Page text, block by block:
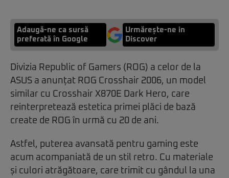
Adaugă-ne ca sursă
preferată în Google
Urmărește-ne in
Discover
Divizia Republic of Gamers (ROG) a celor de la
ASUS a anunțat ROG Crosshair 2006, un model
similar cu Crosshair X870E Dark Hero, care
reinterpretează estetica primei plăci de bază
create de ROG în urmă cu 20 de ani.
Astfel, puterea avansată pentru gaming este
acum acompaniată de un stil retro. Cu materiale
și culori atrăgătoare, care trimit cu gândul la una